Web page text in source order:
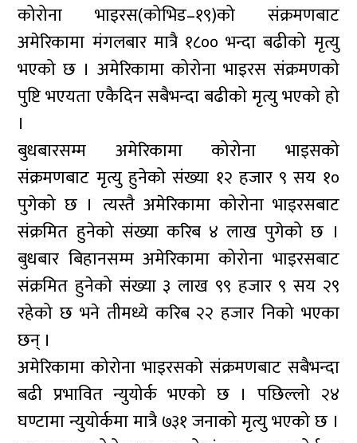
कोरोना भाइरस(कोभिड–१९)को संक्रमणबाट
अमेरिकामा मंगलबार मात्रै १८०० भन्दा बढीको मृत्यु
भएको छ । अमेरिकामा कोरोना भाइरस संक्रमणको
पुष्टि भएयता एकैदिन सबैभन्दा बढीको मृत्यु भएको हो
।
बुधबारसम्म अमेरिकामा कोरोना भाइसको
संक्रमणबाट मृत्यु हुनेको संख्या १२ हजार ९ सय १०
पुगेको छ । त्यस्तै अमेरिकामा कोरोना भाइरसबाट
संक्रमित हुनेको संख्या करिब ४ लाख पुगेको छ ।
बुधबार बिहानसम्म अमेरिकामा कोरोना भाइरसबाट
संक्रमित हुनेको संख्या ३ लाख ९९ हजार ९ सय २९
रहेको छ भने तीमध्ये करिब २२ हजार निको भएका
छन् ।
अमेरिकामा कोरोना भाइरसको संक्रमणबाट सबैभन्दा
बढी प्रभावित न्युयोर्क भएको छ । पछिल्लो २४
घण्टामा न्युयोर्कमा मात्रै ७३१ जनाको मृत्यु भएको छ ।